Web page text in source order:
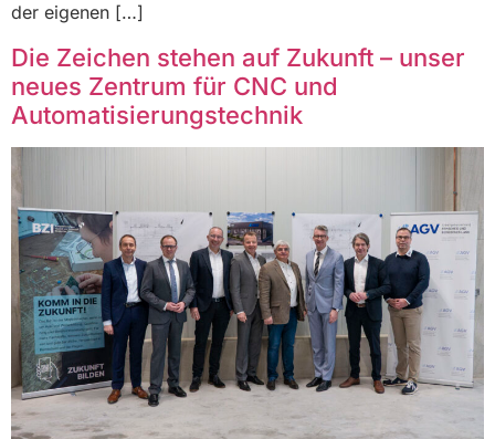
der eigenen […]
Die Zeichen stehen auf Zukunft – unser
neues Zentrum für CNC und
Automatisierungstechnik